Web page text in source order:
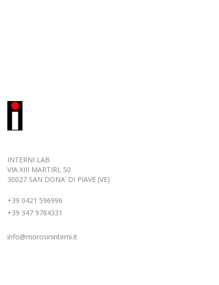
INTERNI LAB
VIA XIII MARTIRI, 50
30027 SAN DONA’ DI PIAVE (VE)
+39 0421 596996
+39 347 9784331
info@morosininterni.it